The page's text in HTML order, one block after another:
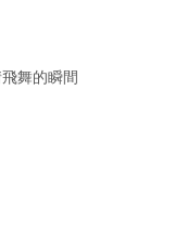
舞的瞬間